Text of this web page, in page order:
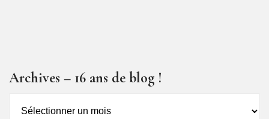
Archives – 16 ans de blog !